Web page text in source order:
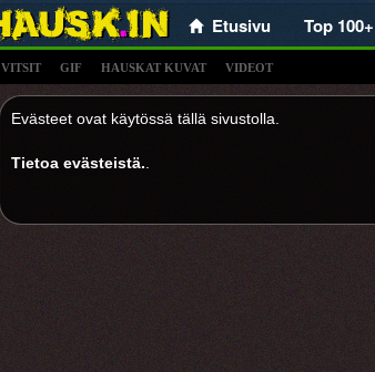
Etusivu Top 100+
VITSIT GIF HAUSKAT KUVAT VIDEOT
Evästeet ovat käytössä tällä sivustolla.
Tietoa evästeistä.